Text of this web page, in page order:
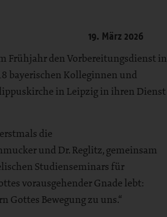
19. März 2026
Frühjahr den Vorbereitungsdienst in
bayerischen Kolleginnen und
in Leipzig in ihren Dienst
die
und Dr. Reglitz, gemeinsam
Studienseminars für
vorausgehender Gnade lebt:
Gottes Bewegung zu uns.“